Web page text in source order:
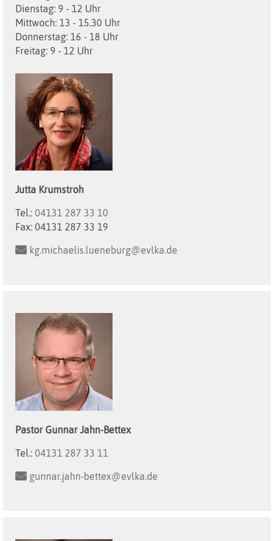
Dienstag: 9 - 12 Uhr
Mittwoch: 13 - 15.30 Uhr
Donnerstag: 16 - 18 Uhr
Freitag: 9 - 12 Uhr
Jutta Krumstroh
Tel.: 04131 287 33 10
Fax: 04131 287 33 19
kg.michaelis.lueneburg@evlka.de
Pastor Gunnar Jahn-Bettex
Tel.: 04131 287 33 11
gunnar.jahn-bettex@evlka.de